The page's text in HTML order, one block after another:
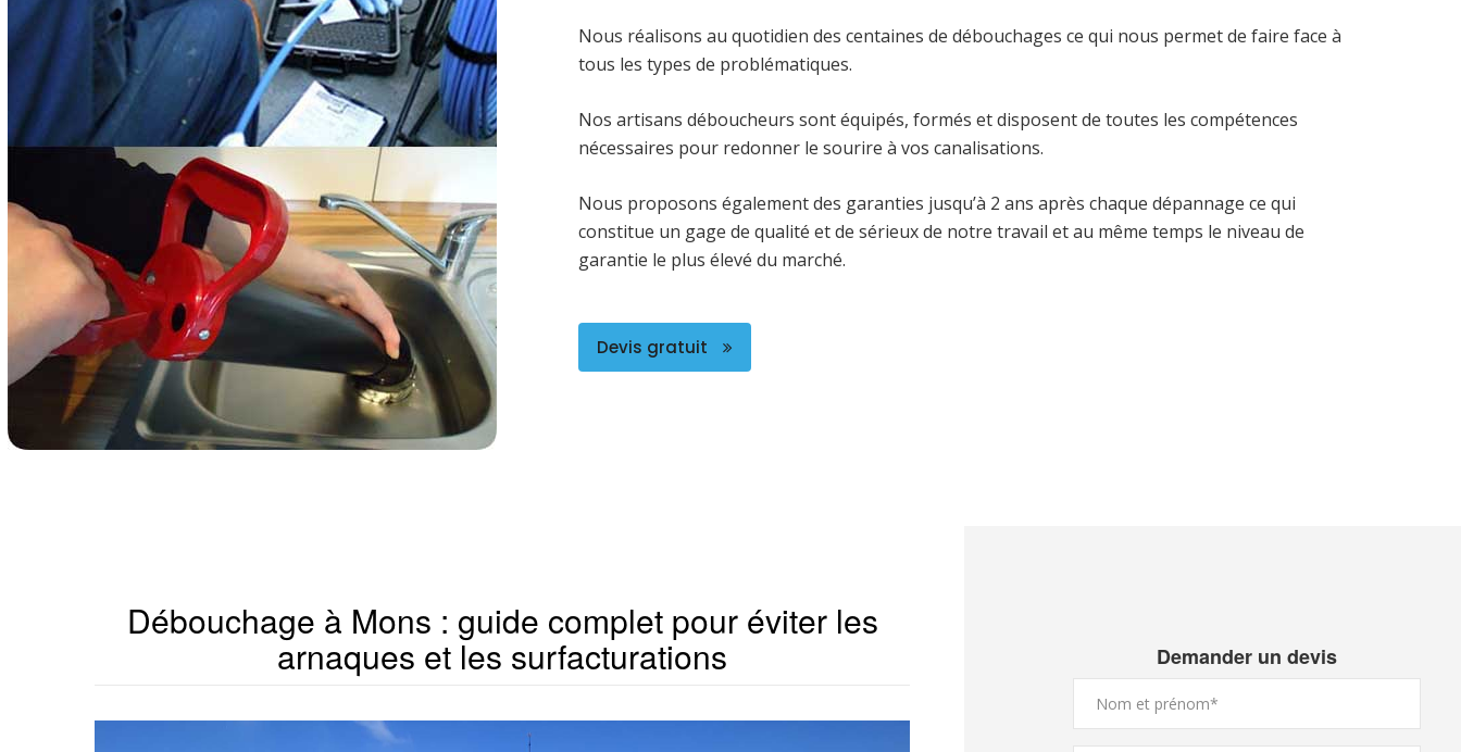
Nous réalisons au quotidien des centaines de débouchages ce qui nous permet de faire face à
tous les types de problématiques.
Nos artisans déboucheurs sont équipés, formés et disposent de toutes les compétences
nécessaires pour redonner le sourire à vos canalisations.
Nous proposons également des garanties jusqu’à 2 ans après chaque dépannage ce qui
constitue un gage de qualité et de sérieux de notre travail et au même temps le niveau de
garantie le plus élevé du marché.
Devis gratuit
Débouchage à Mons : guide complet pour éviter les
arnaques et les surfacturations Demander un devis